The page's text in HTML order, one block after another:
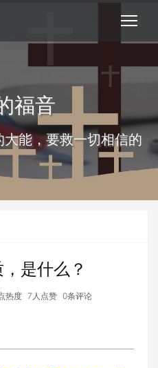
福音
能，要救一切相信的
是什么？
热度 7人点赞 0条评论